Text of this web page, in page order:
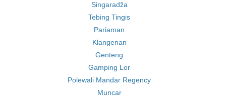
Singaradža
Tebing Tingis
Pariaman
Klangenan
Genteng
Gamping Lor
Polewali Mandar Regency
Muncar